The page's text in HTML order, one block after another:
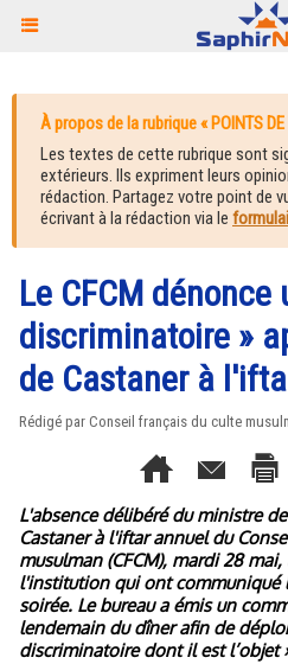
À propos de la rubrique « POINTS DE
Les textes de cette rubrique sont
extérieurs. Ils expriment leurs
rédaction. Partagez votre point de
écrivant à la rédaction via le
Le CFCM
discriminatoire »
de Castaner à
Rédigé par Conseil français du culte
L'absence délibéré du ministre
Castaner à l'iftar annuel du
musulman (CFCM), mardi 28
l'institution qui ont communiqué
soirée. Le bureau a émis un
lendemain du dîner afin de
discriminatoire dont il est l’objet